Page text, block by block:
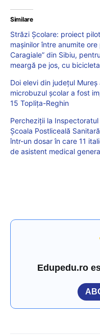
Similare
Străzi Şcolare: proiect
mașinilor între anumite ore
Caragiale” din Sibiu,
meargă pe jos, cu
Doi elevi din județul
microbuzul școlar a fost
15 Topliţa-Reghin
Percheziţii la
Şcoala Postliceală
într-un dosar în care 11
de asistent medical
Edupedu.ro